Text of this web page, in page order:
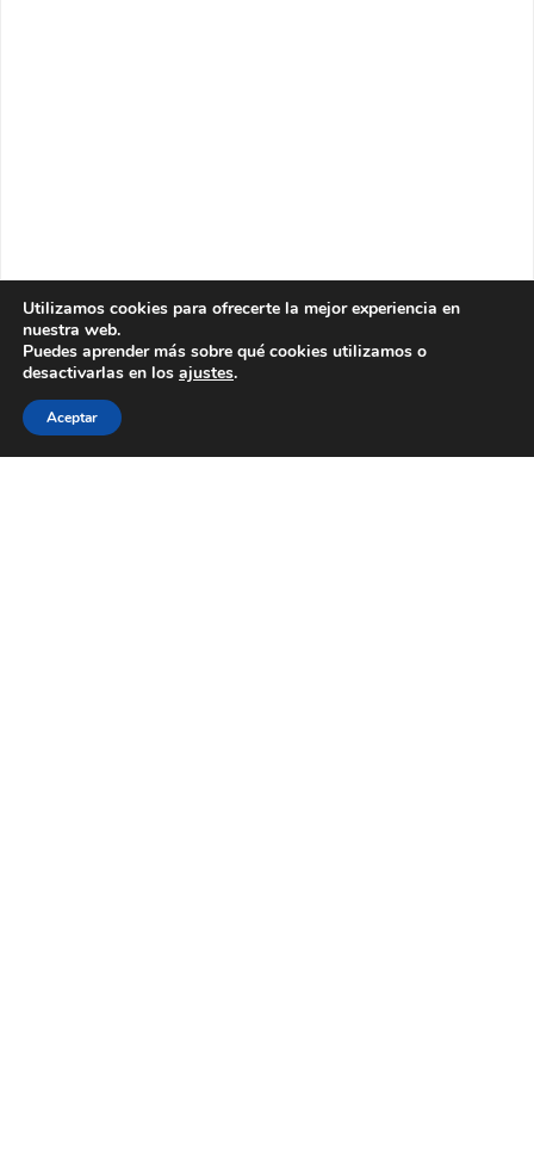
Utilizamos cookies para ofrecerte la mejor experiencia en
nuestra web.
Puedes aprender más sobre qué cookies utilizamos o
desactivarlas en los ajustes.
Aceptar